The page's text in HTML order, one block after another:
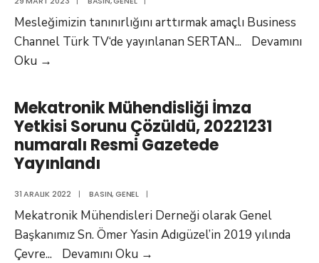
Mesleğimizin tanınırlığını arttırmak amaçlı Business
Channel Türk TV‘de yayınlanan SERTAN...
Devamını
Oku →
Türk
TV
VİZYON
Programı
Yayınında
Genel
Merkez
İcra
Mekatronik Mühendisliği İmza
Yetkisi Sorunu Çözüldü, 20221231
numaralı Resmi Gazetede
Yayınlandı
31 ARALIK 2022 | BASIN,GENEL |
Mekatronik Mühendisleri Derneği olarak Genel
Başkanımız Sn. Ömer Yasin Adıgüzel’in 2019 yılında
Çevre... Devamını Oku →